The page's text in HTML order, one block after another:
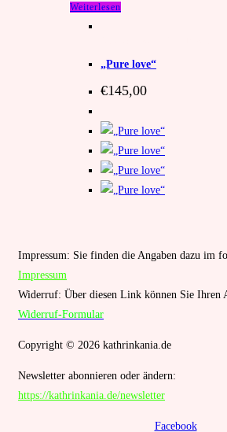
Weiterlesen
„Pure love“
€145,00
Impressum: Sie finden die Angaben dazu im
Impressum
Widerruf: Über diesen Link können Sie Ihren
Widerruf-Formular
Copyright © 2026 kathrinkania.de
Newsletter abonnieren oder ändern:
https://kathrinkania.de/newsletter
Facebook